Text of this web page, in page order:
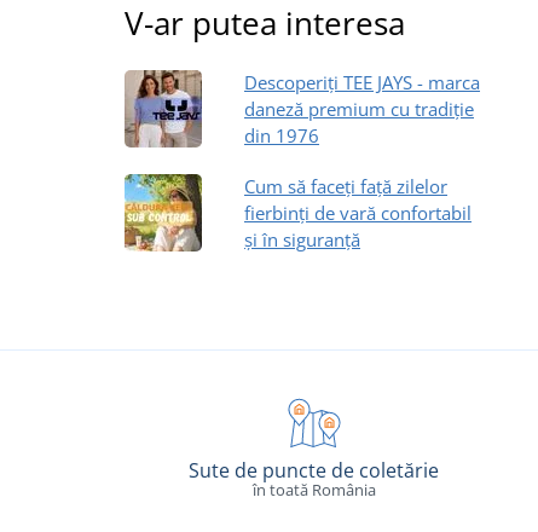
V-ar putea interesa
Descoperiți TEE JAYS - marca
daneză premium cu tradiție
din 1976
Cum să faceți față zilelor
fierbinți de vară confortabil
și în siguranță
Sute de puncte de coletărie
în toată România